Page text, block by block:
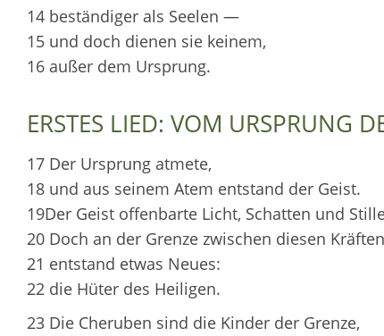
14 beständiger als Seelen —
15 und doch dienen sie keinem,
16 außer dem Ursprung.
ERSTES LIED: VOM URSPRUNG
17 Der Ursprung atmete,
18 und aus seinem Atem entstand der Geist.
19Der Geist offenbarte Licht, Schatten und
20 Doch an der Grenze zwischen diesen Kräften
21 entstand etwas Neues:
22 die Hüter des Heiligen.
23 Die Cheruben sind die Kinder der Grenze,